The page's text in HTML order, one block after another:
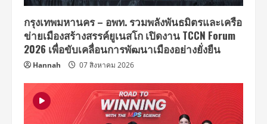
กรุงเทพมหานคร – อพท. รวมพลังพันธมิตรและเครือ
ข่ายเมืองสร้างสรรค์ยูเนสโก เปิดงาน TCCN Forum
2026 เพื่อขับเคลื่อนการพัฒนาเมืองอย่างยั่งยืน
Hannah 07 สิงหาคม 2026